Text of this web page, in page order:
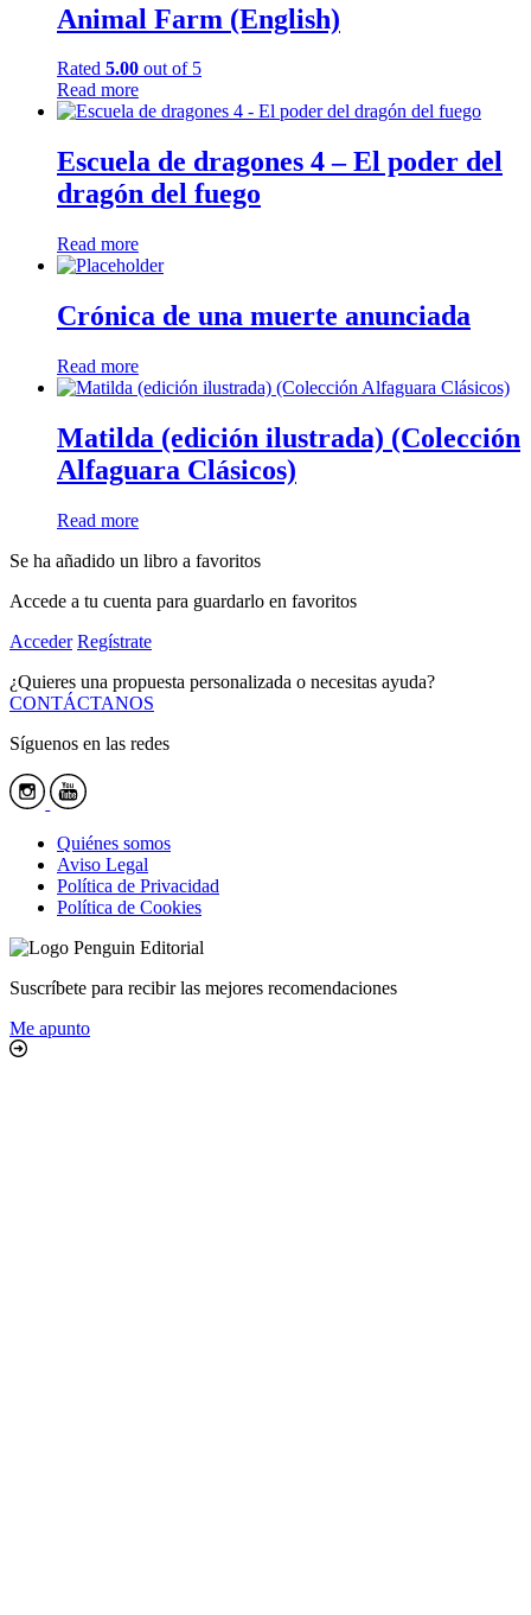
Animal Farm (English)
Rated 5.00 out of 5
Read more
Escuela de dragones 4 – El poder del
dragón del fuego
Read more
Crónica de una muerte anunciada
Read more
Matilda (edición ilustrada) (Colección
Alfaguara Clásicos)
Read more
Se ha añadido un libro a favoritos
Accede a tu cuenta para guardarlo en favoritos
Acceder Regístrate
¿Quieres una propuesta personalizada o necesitas ayuda?
CONTÁCTANOS
Síguenos en las redes
Quiénes somos
Aviso Legal
Política de Privacidad
Política de Cookies
Suscríbete para recibir las mejores recomendaciones
Me apunto